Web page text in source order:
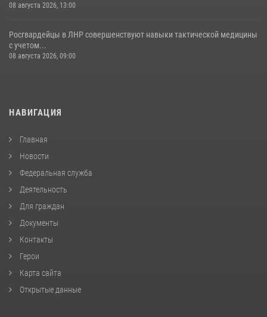
08 августа 2026, 13:00
Росгвардейцы в ЛНР совершенствуют навыки тактической медицины
с учетом...
08 августа 2026, 09:00
НАВИГАЦИЯ
Главная
Новости
Федеральная служба
Деятельность
Для граждан
Документы
Контакты
Герои
Карта сайта
Открытые данные